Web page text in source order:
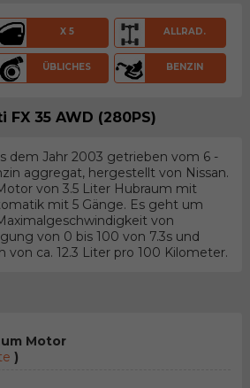
X 5 ALLRAD.
ÜBLICHES BENZIN
35 AWD (280PS)
dem Jahr 2003 getrieben vom 6 -
aggregat, hergestellt von Nissan.
von 3.5 Liter Hubraum mit
mit 5 Gänge. Es geht um
von
von 0 bis 100 von 7.3s und
von ca. 12.3 Liter pro 100 Kilometer.
Motor
)